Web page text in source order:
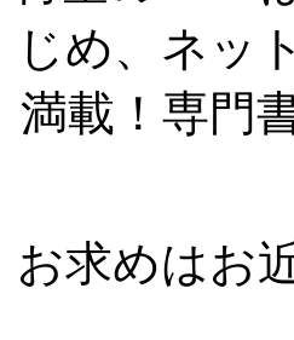
じめ、ネッ
満載！専門
お求めはお